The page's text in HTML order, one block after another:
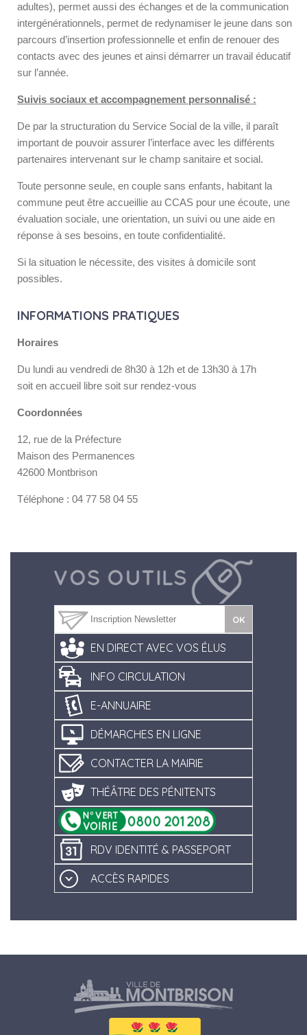
adultes), permet aussi des échanges et de la communication
intergénérationnels, permet de redynamiser le jeune dans son
parcours d’insertion professionnelle et enfin de renouer des
contacts avec des jeunes et ainsi démarrer un travail éducatif
sur l’année.
Suivis sociaux et accompagnement personnalisé :
De par la structuration du Service Social de la ville, il paraît
important de pouvoir assurer l’interface avec les différents
partenaires intervenant sur le champ sanitaire et social.
Toute personne seule, en couple sans enfants, habitant la
commune peut être accueillie au CCAS pour une écoute, une
évaluation sociale, une orientation, un suivi ou une aide en
réponse à ses besoins, en toute confidentialité.
Si la situation le nécessite, des visites à domicile sont
possibles.
INFORMATIONS PRATIQUES
Horaires
Du lundi au vendredi de 8h30 à 12h et de 13h30 à 17h
soit en accueil libre soit sur rendez-vous
Coordonnées
12, rue de la Préfecture
Maison des Permanences
42600 Montbrison
Téléphone : 04 77 58 04 55
EN DIRECT AVEC VOS ÉLUS
INFO CIRCULATION
E-ANNUAIRE
DÉMARCHES EN LIGNE
CONTACTER LA MAIRIE
THÉÂTRE DES PÉNITENTS
RDV IDENTITÉ & PASSEPORT
ACCÈS RAPIDES